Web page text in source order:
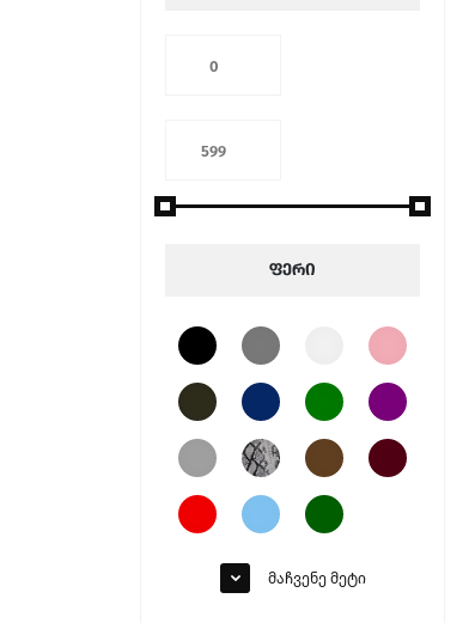
CAFÉ MODA
PAYO
STATUS
IBIZA
BIO TIME
MAIRA
MOLLY BESSA
S&G
U.S P0LO ASSN.
ფერი
მაჩვენე მეტი